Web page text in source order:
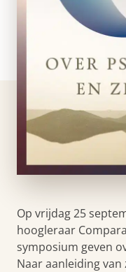
Op vrijdag 25
hoogleraar
symposium geven
Naar aanleiding